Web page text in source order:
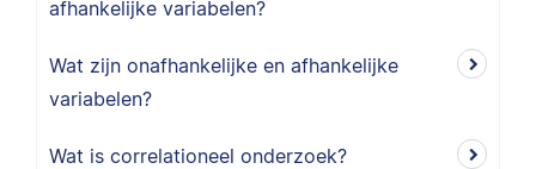
afhankelijke variabelen?
Wat zijn onafhankelijke en afhankelijke
variabelen?
Wat is correlationeel onderzoek?